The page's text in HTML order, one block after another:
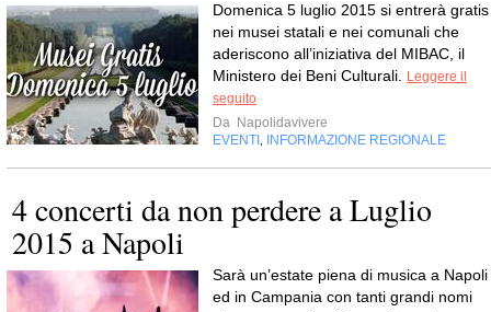
Domenica 5 luglio 2015 si entrerà gratis
nei musei statali e nei comunali che
aderiscono all’iniziativa del MIBAC, il
Ministero dei Beni Culturali.
Leggere il
seguito
Da Napolidavivere
EVENTI
INFORMAZIONE REGIONALE
4 concerti da non perdere a Luglio
2015 a Napoli
Sarà un’estate piena di musica a Napoli
ed in Campania con tanti grandi nomi